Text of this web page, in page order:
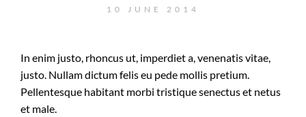
10 JUNE 2014
In enim justo, rhoncus ut, imperdiet a, venenatis vitae,
justo. Nullam dictum felis eu pede mollis pretium.
Pellentesque habitant morbi tristique senectus et netus
et male.